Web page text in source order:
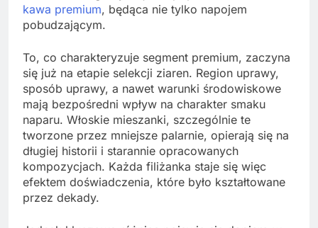
kawa premium, będąca nie tylko napojem
pobudzającym.
To, co charakteryzuje segment premium, zaczyna
się już na etapie selekcji ziaren. Region uprawy,
sposób uprawy, a nawet warunki środowiskowe
mają bezpośredni wpływ na charakter smaku
naparu. Włoskie mieszanki, szczególnie te
tworzone przez mniejsze palarnie, opierają się na
długiej historii i starannie opracowanych
kompozycjach. Każda filiżanka staje się więc
efektem doświadczenia, które było kształtowane
przez dekady.